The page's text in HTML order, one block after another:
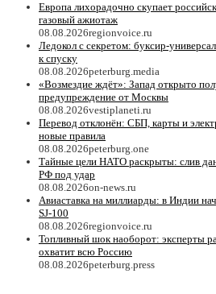
Европа лихорадочно скупает
газовый ажиотаж
08.08.2026regionvoice.ru
Ледокол с секретом: буксир-
к спуску
08.08.2026peterburg.media
«Возмездие ждёт»: Запад открыто
предупреждение от Москвы
08.08.2026vestiplaneti.ru
Перевод отклонён: СБП, карты и
новые правила
08.08.2026peterburg.one
Тайные цели НАТО раскрыты: слив
РФ под удар
08.08.2026on-news.ru
Авиаставка на миллиарды: в Индии
SJ‑100
08.08.2026regionvoice.ru
Топливный шок наоборот: эксперты
охватит всю Россию
08.08.2026peterburg.press